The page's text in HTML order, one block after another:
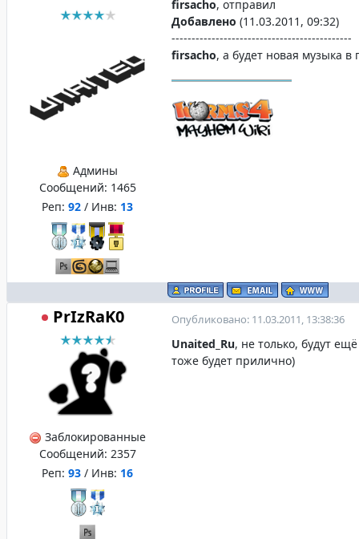
Админы
Сообщений: 1465
Реп: 92 / Инв: 13
firsacho, отправил
Добавлено (11.03.2011, 09:32)
---------------------------------------------
firsacho, а будет новая музыка
PrIzRaK0
Заблокированные
Сообщений: 2357
Реп: 93 / Инв: 16
Опубликовано: 11.03.2011, 13:38:36
Unaited_Ru, не только, будут
тоже будет прилично)